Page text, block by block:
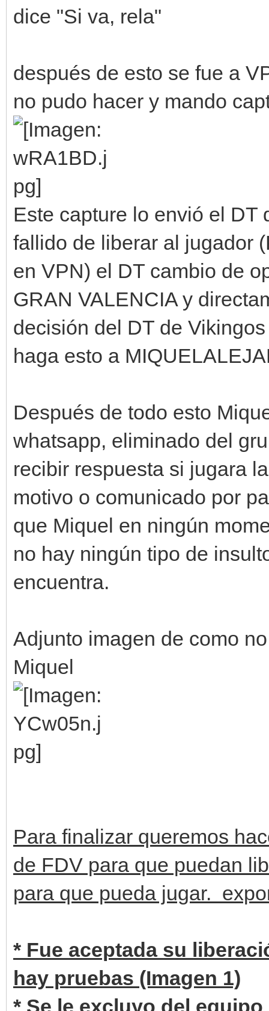
dice "Si va, rela"
después de esto se fue a
no pudo hacer y mando
Este capture lo envió el DT
fallido de liberar al jugador
en VPN) el DT cambio de
GRAN VALENCIA y
decisión del DT de
haga esto a
Después de todo esto
whatsapp, eliminado del
recibir respuesta si jugara
motivo o comunicado por
que Miquel en ningún
no hay ningún tipo de
encuentra.
Adjunto imagen de como
Miquel
Para finalizar queremos
de FDV para que puedan
para que pueda jugar.
* Fue aceptada su
hay pruebas (Imagen 1)
* Se le excluyo del